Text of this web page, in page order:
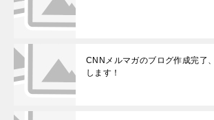
CNNメルマガのブログ作成完了
します！